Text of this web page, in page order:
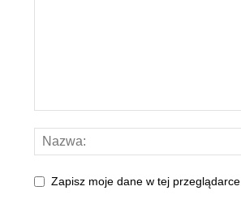
Zapisz moje dane w tej przeglądarce.